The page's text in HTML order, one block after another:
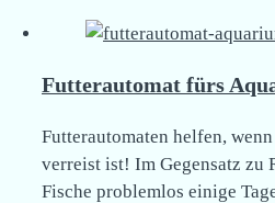
Futterautomat fürs
Futterautomaten helfen,
verreist ist! Im Gegensatz zu
Fische problemlos einige